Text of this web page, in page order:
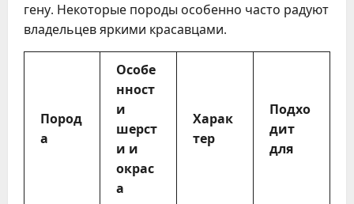
гену. Некоторые породы особенно часто радуют
владельцев яркими красавцами.
Пород
а
Особе
нност
и
шерст
и и
окрас
а
Харак
тер
Подхо
дит
для